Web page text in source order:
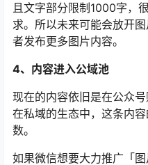
且文字部分限制1000字，
求。所以未来可能会放开
者发布更多图片内容。
4、内容进入公域池
现在的内容依旧是在公众
在私域的生态中，这条内
数。
如果微信想要大力推广「